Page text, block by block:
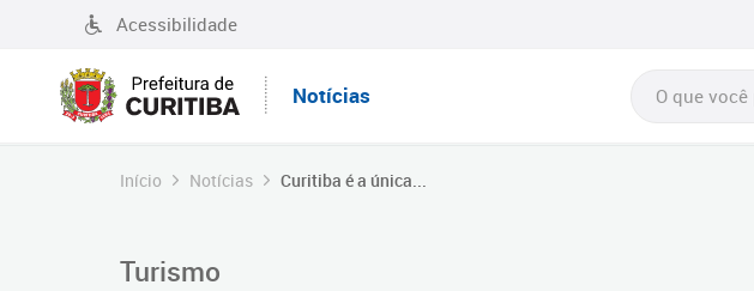
Acessibilidade
Notícias
Início Notícias Curitiba é a única...
Turismo